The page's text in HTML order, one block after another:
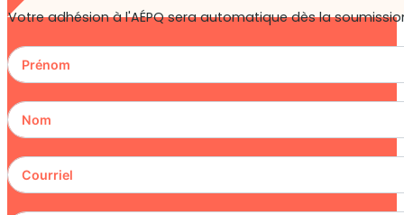
Votre adhésion à l'AÉPQ sera automatique dès la